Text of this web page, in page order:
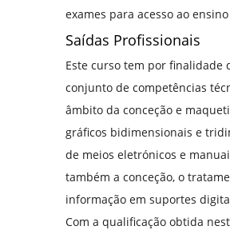
exames para acesso ao
Saídas Profissionais
Este curso tem por finalidade
conjunto de competências
âmbito da conceção e
gráficos bidimensionais e
de meios eletrónicos e
também a conceção, o
informação em suportes
Com a qualificação obtida